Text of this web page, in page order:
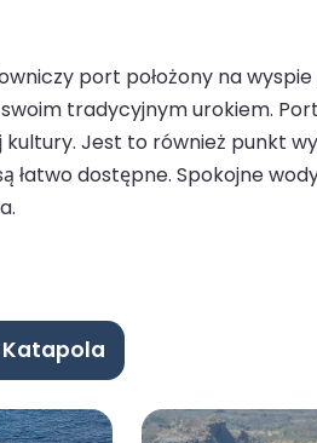
port położony na
tradycyjnym urokiem.
Jest to również punkt
łatwo dostępne. Spokojne